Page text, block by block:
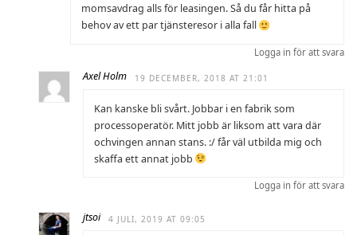
momsavdrag alls för leasingen. Så du får hitta på
behov av ett par tjänsteresor i alla fall
Logga in för att svara
Axel Holm 19 DECEMBER, 2018 AT 21:01
Kan kanske bli svårt. Jobbar i en fabrik som
processoperatör. Mitt jobb är liksom att vara där
ochvingen annan stans. :/ får väl utbilda mig och
skaffa ett annat jobb
Logga in för att svara
jtsoi 4 JULI, 2019 AT 09:05